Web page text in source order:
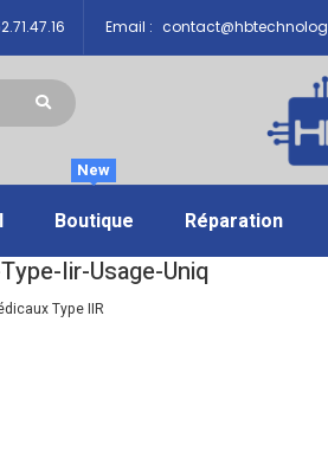
Email :
Boutique
New
Réparation
Iir-Usage-Uniq
Type IIR